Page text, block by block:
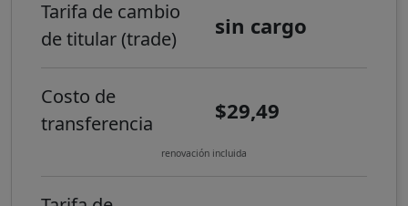
Tarifa de cambio
de titular (trade)
sin cargo
Costo de
transferencia
$29,49
renovación incluida